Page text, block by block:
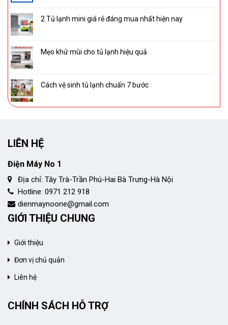
2 Tủ lạnh mini giá rẻ đáng mua nhất hiện nay
Mẹo khử mùi cho tủ lạnh hiệu quả
Cách vệ sinh tủ lạnh chuẩn 7 bước
LIÊN HỆ
Điện Máy No 1
Địa chỉ: Tây Trà-Trần Phú-Hai Bà Trưng-Hà Nội
Hotline: 0971 212 918
dienmaynoone@gmail.com
GIỚI THIỆU CHUNG
Giới thiệu
Đơn vị chủ quản
Liên hệ
CHÍNH SÁCH HỖ TRỢ